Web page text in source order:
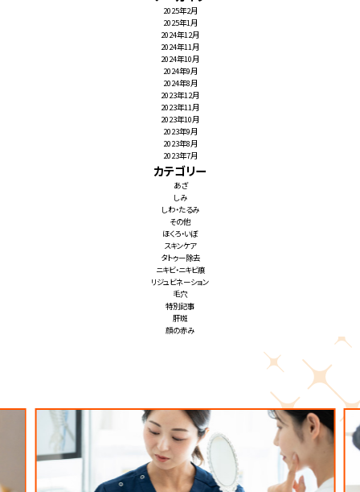
2025年2月
2025年1月
2024年12月
2024年11月
2024年10月
2024年9月
2024年8月
2023年12月
2023年11月
2023年10月
2023年9月
2023年8月
2023年7月
カテゴリー
あざ
しみ
しわ・たるみ
その他
ほくろ・いぼ
スキンケア
タトゥー除去
ニキビ・ニキビ痕
リジュビネーション
毛穴
特別記事
肝斑
顔の赤み